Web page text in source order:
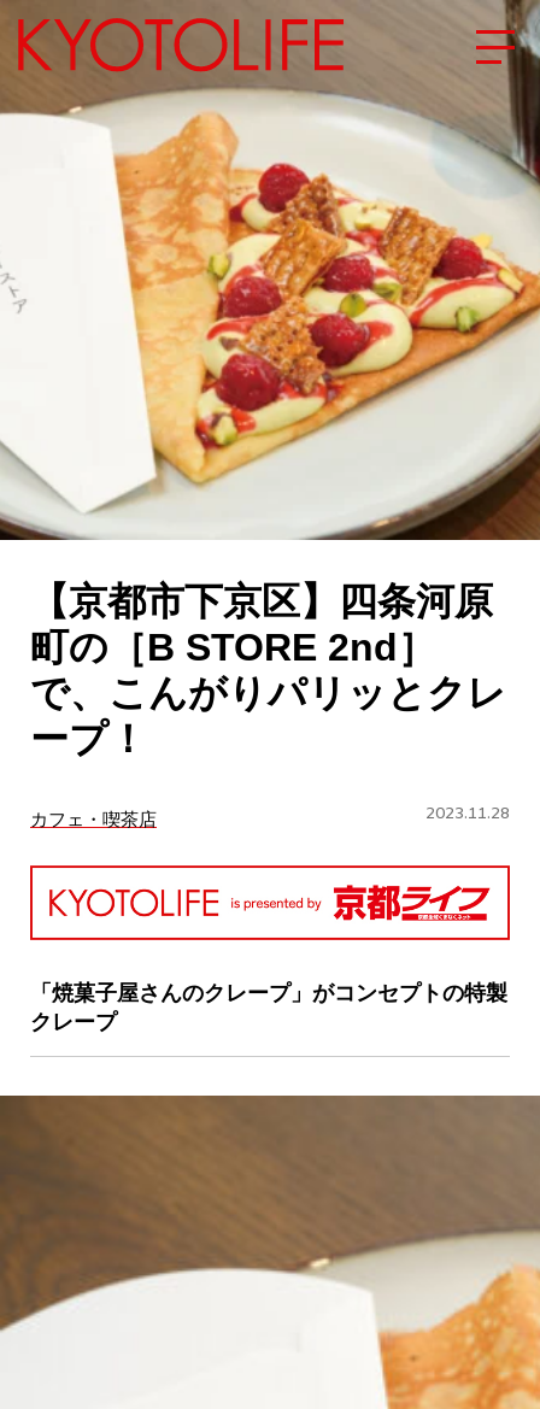
エリアから探す
地図から探す
カテゴリーから探す
SPECIAL
NEW OPEN
SERIES
CULTURE
ABOUT US
Instagram
チケットプレゼント応募
MAIN MENU
SERIES
今月の京みやげ
【京都市下京区】四条河原
町の［B STORE 2nd］
で、こんがりパリッとクレ
ープ！
カフェ・喫茶店 2023.11.28
「焼菓子屋さんのクレープ」がコンセプトの特製
クレープ